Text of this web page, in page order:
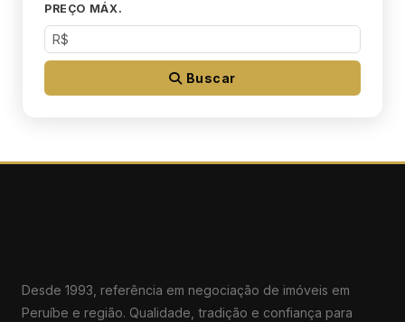
PREÇO MÁX.
Buscar
Desde 1993, referência em negociação de imóveis em
Peruíbe e região. Qualidade, tradição e confiança para